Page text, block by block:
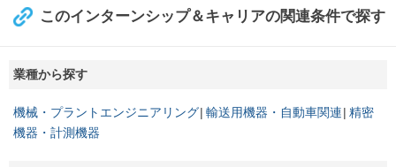
このインターンシップ＆キャリアの関連条件で探す
業種から探す
機械・プラントエンジニアリング 輸送用機器・自動車関連 精密
機器・計測機器